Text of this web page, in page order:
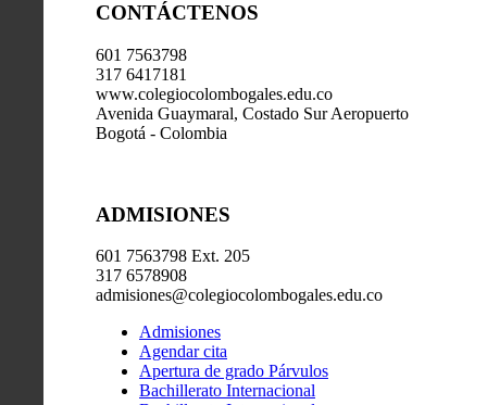
CONTÁCTENOS
601 7563798
317 6417181
www.colegiocolombogales.edu.co
Avenida Guaymaral, Costado Sur Aeropuerto
Bogotá - Colombia
ADMISIONES
601 7563798 Ext. 205
317 6578908
admisiones@colegiocolombogales.edu.co
Admisiones
Agendar cita
Apertura de grado Párvulos
Bachillerato Internacional